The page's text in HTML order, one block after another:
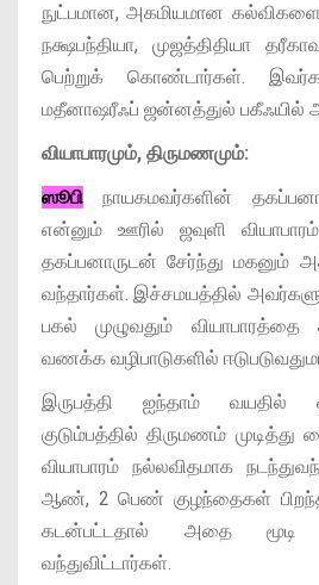
நுட்பமான, அகமியமான
நக்ஷபந்தியா, முஜத்திதியா
பெற்றுக் கொண்டார்கள்.
மதீனாஷரீஃப் ஜன்னத்துல் பகீஃயில்
வியாபாரமும், திருமணமும்:
ஸூபி நாயகமவர்களின்
என்னும் ஊரில் ஜவுளி
தகப்பனாருடன் சேர்ந்து மகனும்
வந்தார்கள். இச்சமயத்தில்
பகல் முழுவதும் வியாபாரத்தை
வணக்க வழிபாடுகளில்
இருபத்தி ஐந்தாம் வயதில்
குடும்பத்தில் திருமணம்
வியாபாரம் நல்லவிதமாக
ஆண், 2 பெண் குழந்தைகள்
கடன்பட்டதால் அதை மூடி
வந்துவிட்டார்கள்.